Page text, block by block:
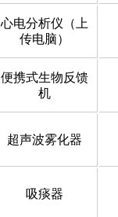
心电分析仪（上
传电脑）
便携式生物反馈
机
超声波雾化器
吸痰器